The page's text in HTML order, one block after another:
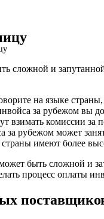
сложной и
на языке
за рубежом вы
взимать комиссии за
за рубежом может
имеют более
быть сложной и
процесс оплаты